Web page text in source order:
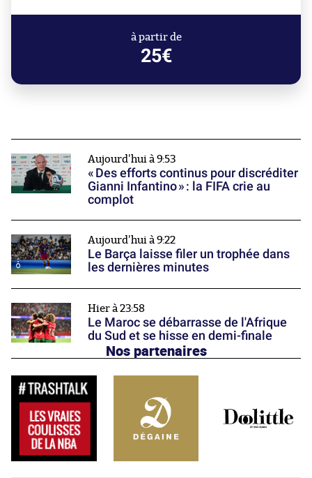
à partir de
25€
Aujourd'hui à 9:53
« Des efforts continus pour discréditer
Gianni Infantino » : la FIFA crie au
complot
Aujourd'hui à 9:22
Le Barça laisse filer un trophée dans
les dernières minutes
Hier à 23:58
Le Maroc se débarrasse de l'Afrique
du Sud et se hisse en demi-finale
Nos partenaires